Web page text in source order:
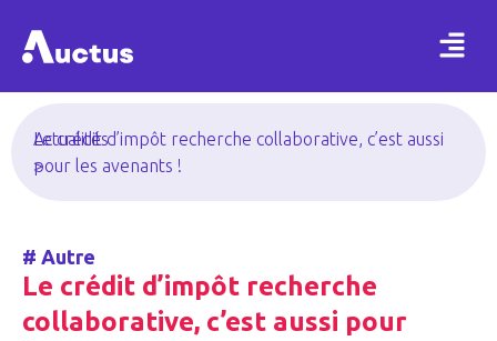
Actualités
>
Le crédit d’impôt recherche collaborative, c’est aussi
pour les avenants !
# Autre
Le crédit d’impôt recherche
collaborative, c’est aussi pour